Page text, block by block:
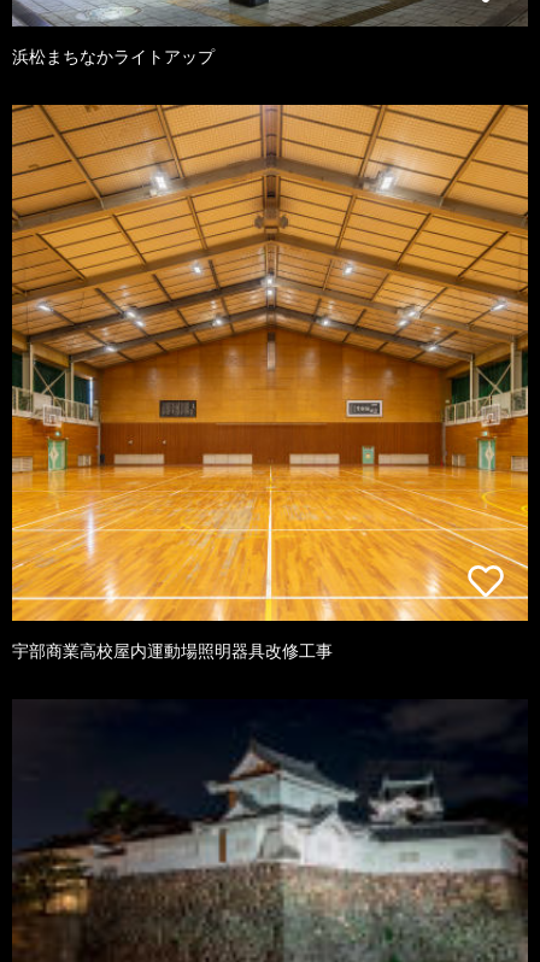
浜松まちなかライトアップ
宇部商業高校屋内運動場照明器具改修工事